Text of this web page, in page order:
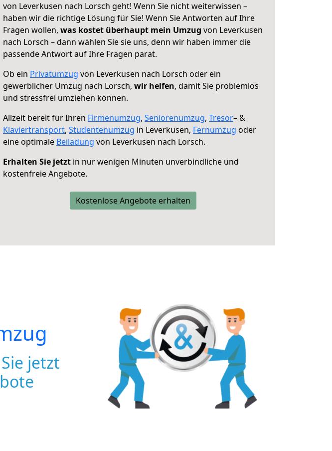
von Leverkusen nach Lorsch geht! Wenn Sie nicht weiterwissen –
haben wir die richtige Lösung für Sie! Wenn Sie Antworten auf Ihre
Fragen wollen, was kostet überhaupt mein Umzug von Leverkusen
nach Lorsch – dann wählen Sie sie uns, denn wir haben immer die
passende Antwort auf Ihre Fragen parat.
Ob ein Privatumzug von Leverkusen nach Lorsch oder ein
gewerblicher Umzug nach Lorsch, wir helfen, damit Sie problemlos
und stressfrei umziehen können.
Allzeit bereit für Ihren Firmenumzug, Seniorenumzug, Tresor– &
Klaviertransport, Studentenumzug in Leverkusen, Fernumzug oder
eine optimale Beiladung von Leverkusen nach Lorsch.
Erhalten Sie jetzt in nur wenigen Minuten unverbindliche und
kostenfreie Angebote.
Kostenlose Angebote erhalten
jetzt